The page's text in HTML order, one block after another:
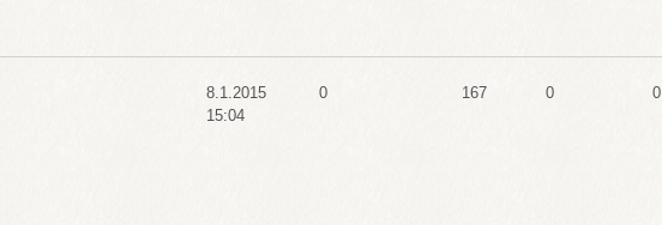
8.1.2015
15:04
0 167 0 0